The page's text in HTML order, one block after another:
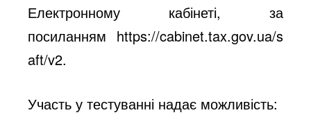
Електронному кабінеті, за
посиланням https://cabinet.tax.gov.ua/s
aft/v2.
Участь у тестуванні надає можливість: